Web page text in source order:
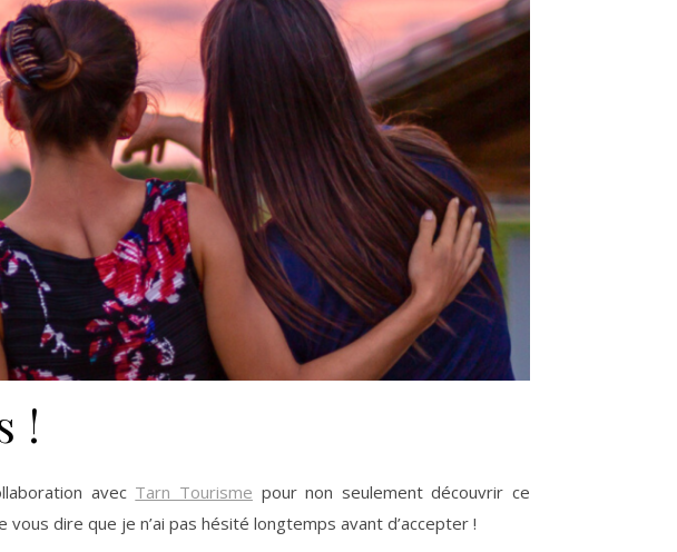
!
avec Tarn Tourisme pour non seulement découvrir ce
dire que je n’ai pas hésité longtemps avant d’accepter !